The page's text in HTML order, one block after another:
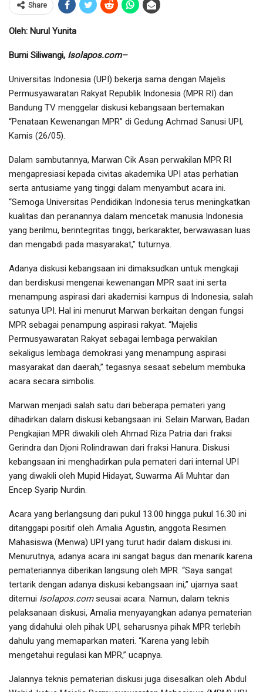
Share
Oleh: Nurul Yunita
Bumi Siliwangi, Isolapos.com–
Universitas Indonesia (UPI) bekerja sama dengan Majelis
Permusyawaratan Rakyat Republik Indonesia (MPR RI) dan
Bandung TV menggelar diskusi kebangsaan bertemakan
“Penataan Kewenangan MPR” di Gedung Achmad Sanusi UPI,
Kamis (26/05).
Dalam sambutannya, Marwan Cik Asan perwakilan MPR RI
mengapresiasi kepada civitas akademika UPI atas perhatian
serta antusiame yang tinggi dalam menyambut acara ini.
“Semoga Universitas Pendidikan Indonesia terus meningkatkan
kualitas dan peranannya dalam mencetak manusia Indonesia
yang berilmu, berintegritas tinggi, berkarakter, berwawasan luas
dan mengabdi pada masyarakat,” tuturnya.
Adanya diskusi kebangsaan ini dimaksudkan untuk mengkaji
dan berdiskusi mengenai kewenangan MPR saat ini serta
menampung aspirasi dari akademisi kampus di Indonesia, salah
satunya UPI. Hal ini menurut Marwan berkaitan dengan fungsi
MPR sebagai penampung aspirasi rakyat. “Majelis
Permusyawaratan Rakyat sebagai lembaga perwakilan
sekaligus lembaga demokrasi yang menampung aspirasi
masyarakat dan daerah,” tegasnya sesaat sebelum membuka
acara secara simbolis.
Marwan menjadi salah satu dari beberapa pemateri yang
dihadirkan dalam diskusi kebangsaan ini. Selain Marwan, Badan
Pengkajian MPR diwakili oleh Ahmad Riza Patria dari fraksi
Gerindra dan Djoni Rolindrawan dari fraksi Hanura. Diskusi
kebangsaan ini menghadirkan pula pemateri dari internal UPI
yang diwakili oleh Mupid Hidayat, Suwarma Ali Muhtar dan
Encep Syarip Nurdin.
Acara yang berlangsung dari pukul 13.00 hingga pukul 16.30 ini
ditanggapi positif oleh Amalia Agustin, anggota Resimen
Mahasiswa (Menwa) UPI yang turut hadir dalam diskusi ini.
Menurutnya, adanya acara ini sangat bagus dan menarik karena
pemateriannya diberikan langsung oleh MPR. “Saya sangat
tertarik dengan adanya diskusi kebangsaan ini,” ujarnya saat
ditemui Isolapos.comseusai acara. Namun, dalam teknis
pelaksanaan diskusi, Amalia menyayangkan adanya pematerian
yang didahului oleh pihak UPI, seharusnya pihak MPR terlebih
dahulu yang memaparkan materi. “Karena yang lebih
mengetahui regulasi kan MPR,” ucapnya.
Jalannya teknis pematerian diskusi juga disesalkan oleh Abdul